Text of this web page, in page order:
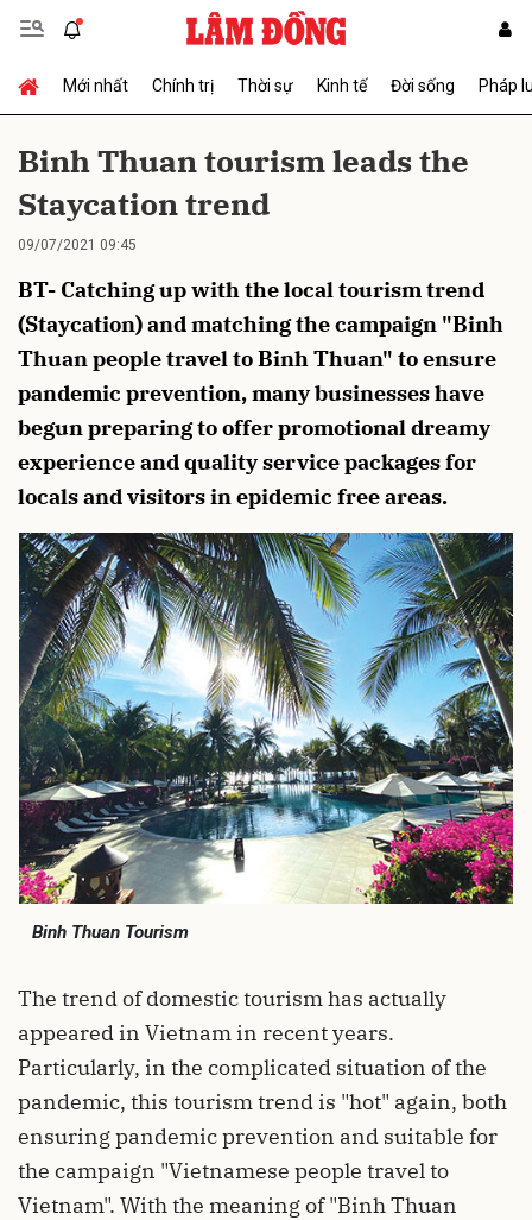
Mới nhất Chính trị Thời sự Kinh tế Đời sống Pháp
Binh Thuan tourism leads the
Staycation trend
09/07/2021 09:45
BT- Catching up with the local tourism trend
(Staycation) and matching the campaign "Binh
Thuan people travel to Binh Thuan" to ensure
pandemic prevention, many businesses have
begun preparing to offer promotional dreamy
experience and quality service packages for
locals and visitors in epidemic free areas.
Binh Thuan Tourism
The trend of domestic tourism has actually
appeared in Vietnam in recent years.
Particularly, in the complicated situation of the
pandemic, this tourism trend is "hot" again, both
ensuring pandemic prevention and suitable for
the campaign "Vietnamese people travel to
Vietnam". With the meaning of "Binh Thuan
Gửi bình luận
Hủy Gửi